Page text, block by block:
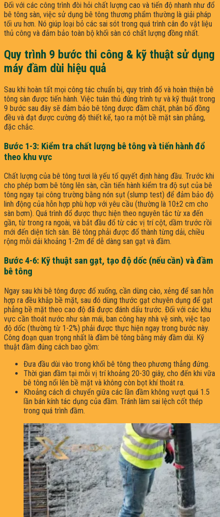
Đối với các công trình đòi hỏi chất lượng cao và tiến độ nhanh như đổ
bê tông sàn, việc sử dụng bê tông thương phẩm thường là giải pháp
tối ưu hơn. Nó giúp loại bỏ các sai sót trong quá trình cân đo vật liệu
thủ công và đảm bảo toàn bộ khối sàn có chất lượng đồng nhất.
Quy trình 9 bước thi công & kỹ thuật sử dụng
máy đầm dùi hiệu quả
Sau khi hoàn tất mọi công tác chuẩn bị, quy trình đổ và hoàn thiện bê
tông sàn được tiến hành. Việc tuân thủ đúng trình tự và kỹ thuật trong
9 bước sau đây sẽ đảm bảo bê tông được đầm chặt, phân bố đồng
đều và đạt được cường độ thiết kế, tạo ra một bề mặt sàn phẳng,
đặc chắc.
Bước 1-3: Kiểm tra chất lượng bê tông và tiến hành đổ
theo khu vực
Chất lượng của bê tông tươi là yếu tố quyết định hàng đầu. Trước khi
cho phép bơm bê tông lên sàn, cần tiến hành kiểm tra độ sụt của bê
tông ngay tại công trường bằng nón sụt (slump test) để đảm bảo độ
linh động của hỗn hợp phù hợp với yêu cầu (thường là 10±2 cm cho
sàn bơm). Quá trình đổ được thực hiện theo nguyên tắc từ xa đến
gần, từ trong ra ngoài, và bắt đầu đổ từ các vị trí cột, dầm trước rồi
mới đến diện tích sàn. Bê tông phải được đổ thành từng dải, chiều
rộng mỗi dải khoảng 1-2m để dễ dàng san gạt và đầm.
Bước 4-6: Kỹ thuật san gạt, tạo độ dốc (nếu cần) và đầm
bê tông
Ngay sau khi bê tông được đổ xuống, cần dùng cào, xẻng để san hỗn
hợp ra đều khắp bề mặt, sau đó dùng thước gạt chuyên dụng để gạt
phẳng bề mặt theo cao độ đã được đánh dấu trước. Đối với các khu
vực cần thoát nước như sàn mái, ban công hay nhà vệ sinh, việc tạo
độ dốc (thường từ 1-2%) phải được thực hiện ngay trong bước này.
Công đoạn quan trọng nhất là đầm bê tông bằng máy đầm dùi. Kỹ
thuật đầm đúng cách bao gồm:
Đưa đầu dùi vào trong khối bê tông theo phương thẳng đứng.
Thời gian đầm tại mỗi vị trí khoảng 20-30 giây, cho đến khi vữa
bê tông nổi lên bề mặt và không còn bọt khí thoát ra.
Khoảng cách di chuyển giữa các lần đầm không vượt quá 1.5
lần bán kính tác dụng của đầm. Tránh làm sai lệch cốt thép
trong quá trình đầm.